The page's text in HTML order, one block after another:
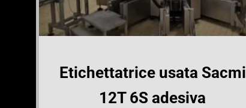
Etichettatrice usata Sacmi
12T 6S adesiva